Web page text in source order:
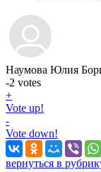
Наумова Юлия
-2 votes
+
Vote up!
-
Vote down!
вернуться в